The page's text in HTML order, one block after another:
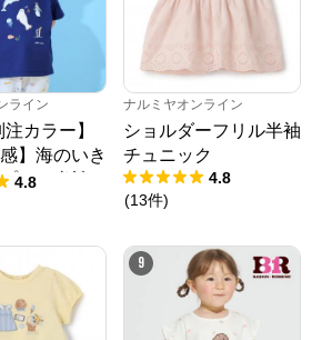
ライン
注カラー】
感】海のいき
リケ半袖T
4.8
ナルミヤオンライン
ショルダーフリル半袖
チュニック
4.8
(13件)
9